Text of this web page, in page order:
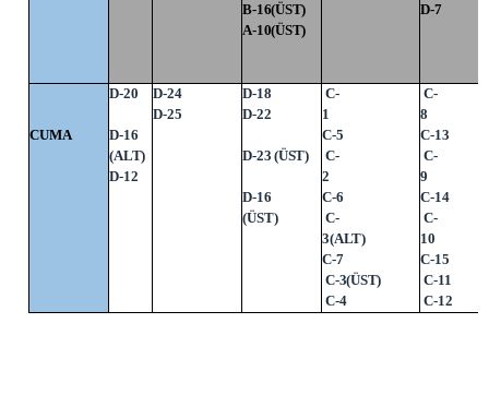
B-16(ÜST)
A-10(ÜST)
D-7
CUMA
D-20
D-16
(ALT)
D-12
D-24
D-25
D-18
D-22
D-23 (ÜST)
D-16
(ÜST)
C-
1
C-5
C-
2
C-6
C-
3(ALT)
C-7
C-3(ÜST)
C-4
C-
C-13
C-
C-14
C-
C-15
C-11
C-12